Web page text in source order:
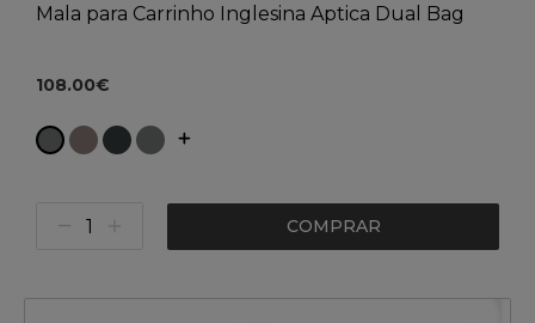
Mala para Carrinho Inglesina Aptica Dual Bag
108.00€
COMPRAR